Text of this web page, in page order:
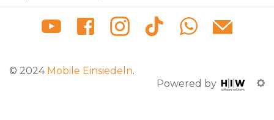
© 2024 Mobile Einsiedeln.
Powered by